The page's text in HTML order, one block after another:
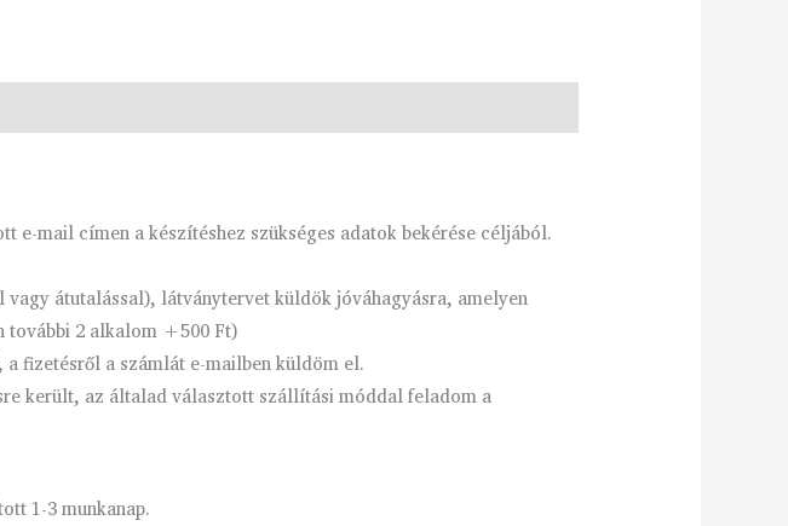
mail címen a készítéshez szükséges adatok bekérése céljából.
átutalással), látványtervet küldök jóváhagyásra, amelyen
további 2 alkalom +500 Ft)
fizetésről a számlát e-mailben küldöm el.
került, az általad választott szállítási móddal feladom a
1-3 munkanap.